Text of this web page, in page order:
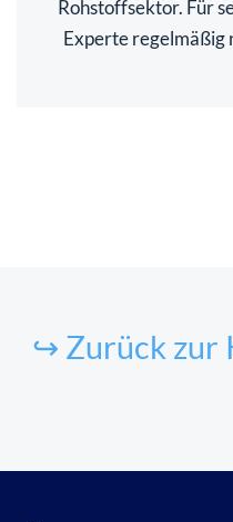
Rohstoffsektor. Für
Experte regelmäßig
↪ Zurück zur